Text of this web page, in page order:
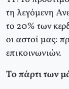
τη λεγόμενη
το 20% των
οι αστοί μας:
επικοινωνιών.
Το πάρτι των